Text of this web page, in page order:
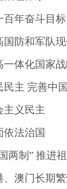
奋斗目标
军队现
国家战
完善中国
义民主
法治国
制” 推进祖
门长期繁